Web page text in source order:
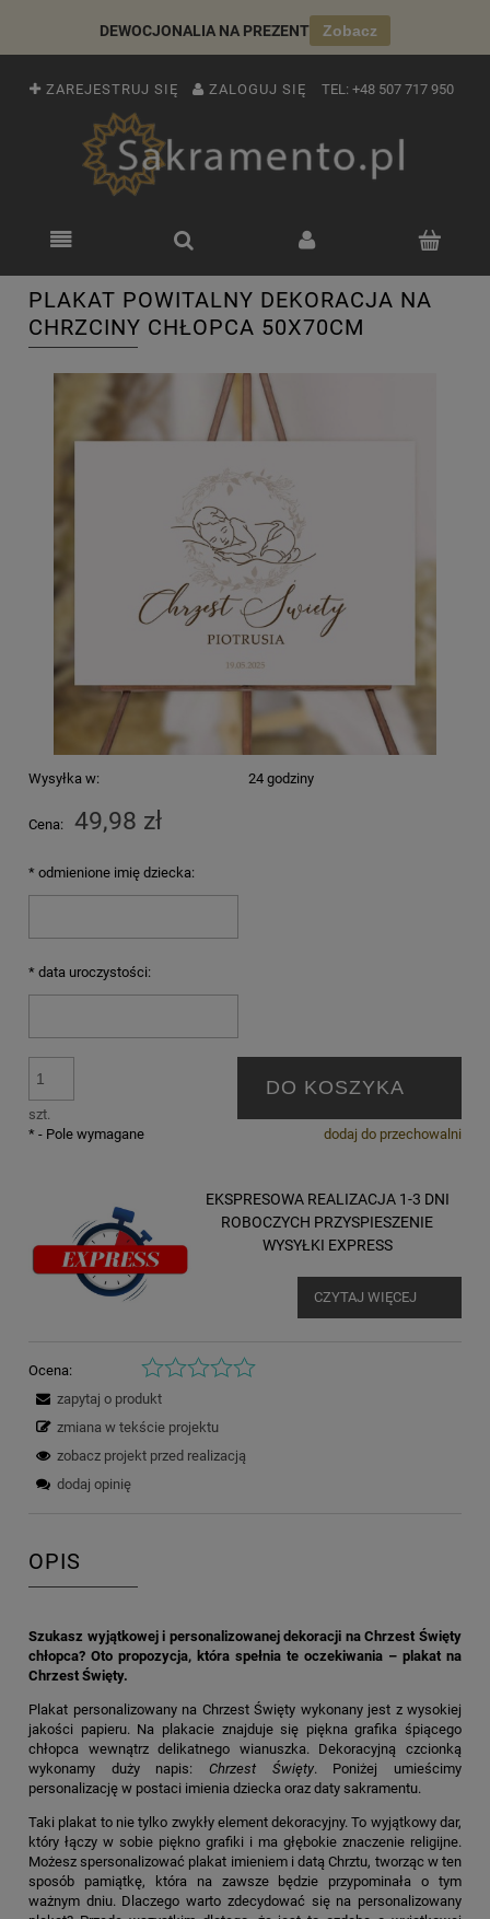
DEWOCJONALIA NA PREZENT Zobacz
ZAREJESTRUJ SIĘ ZALOGUJ SIĘ TEL: +48 507 717 950
PLAKAT POWITALNY DEKORACJA NA
CHRZCINY CHŁOPCA 50X70CM
Wysyłka w: 24 godziny
Cena: 49,98 zł
* odmienione imię dziecka:
* data uroczystości:
szt.
DO KOSZYKA
dodaj do przechowalni
* - Pole wymagane
EKSPRESOWA REALIZACJA 1-3 DNI
ROBOCZYCH PRZYSPIESZENIE
WYSYŁKI EXPRESS
CZYTAJ WIĘCEJ
Ocena:
zapytaj o produkt
zmiana w tekście projektu
zobacz projekt przed realizacją
dodaj opinię
OPIS
Szukasz wyjątkowej i personalizowanej dekoracji na Chrzest Święty
chłopca? Oto propozycja, która spełnia te oczekiwania – plakat na
Chrzest Święty.
Plakat personalizowany na Chrzest Święty wykonany jest z wysokiej
jakości papieru. Na plakacie znajduje się piękna grafika śpiącego
chłopca wewnątrz delikatnego wianuszka. Dekoracyjną czcionką
wykonamy duży napis: Chrzest Święty. Poniżej umieścimy
personalizację w postaci imienia dziecka oraz daty sakramentu.
Taki plakat to nie tylko zwykły element dekoracyjny. To wyjątkowy dar,
który łączy w sobie piękno grafiki i ma głębokie znaczenie religijne.
Możesz spersonalizować plakat imieniem i datą Chrztu, tworząc w ten
sposób pamiątkę, która na zawsze będzie przypominała o tym
ważnym dniu. Dlaczego warto zdecydować się na personalizowany